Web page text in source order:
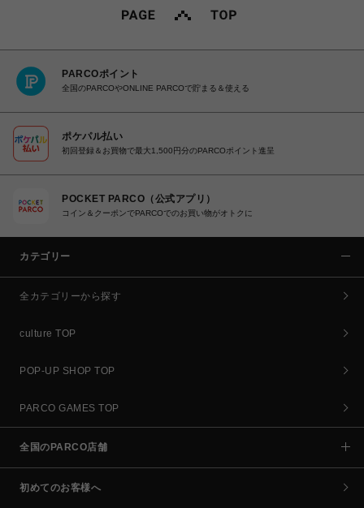
PARCOポイント
全国のPARCOやONLINE PARCOで貯まる＆使える
ポケパル払い
初回登録＆お買物で最大1,500円分のPARCOポイント進呈
POCKET PARCO（公式アプリ）
コイン＆クーポンでPARCOでのお買い物がオトクに
カテゴリー
全カテゴリーから探す
culture TOP
POP-UP SHOP TOP
PARCO GAMES TOP
全国のPARCO店舗
初めてのお客様へ